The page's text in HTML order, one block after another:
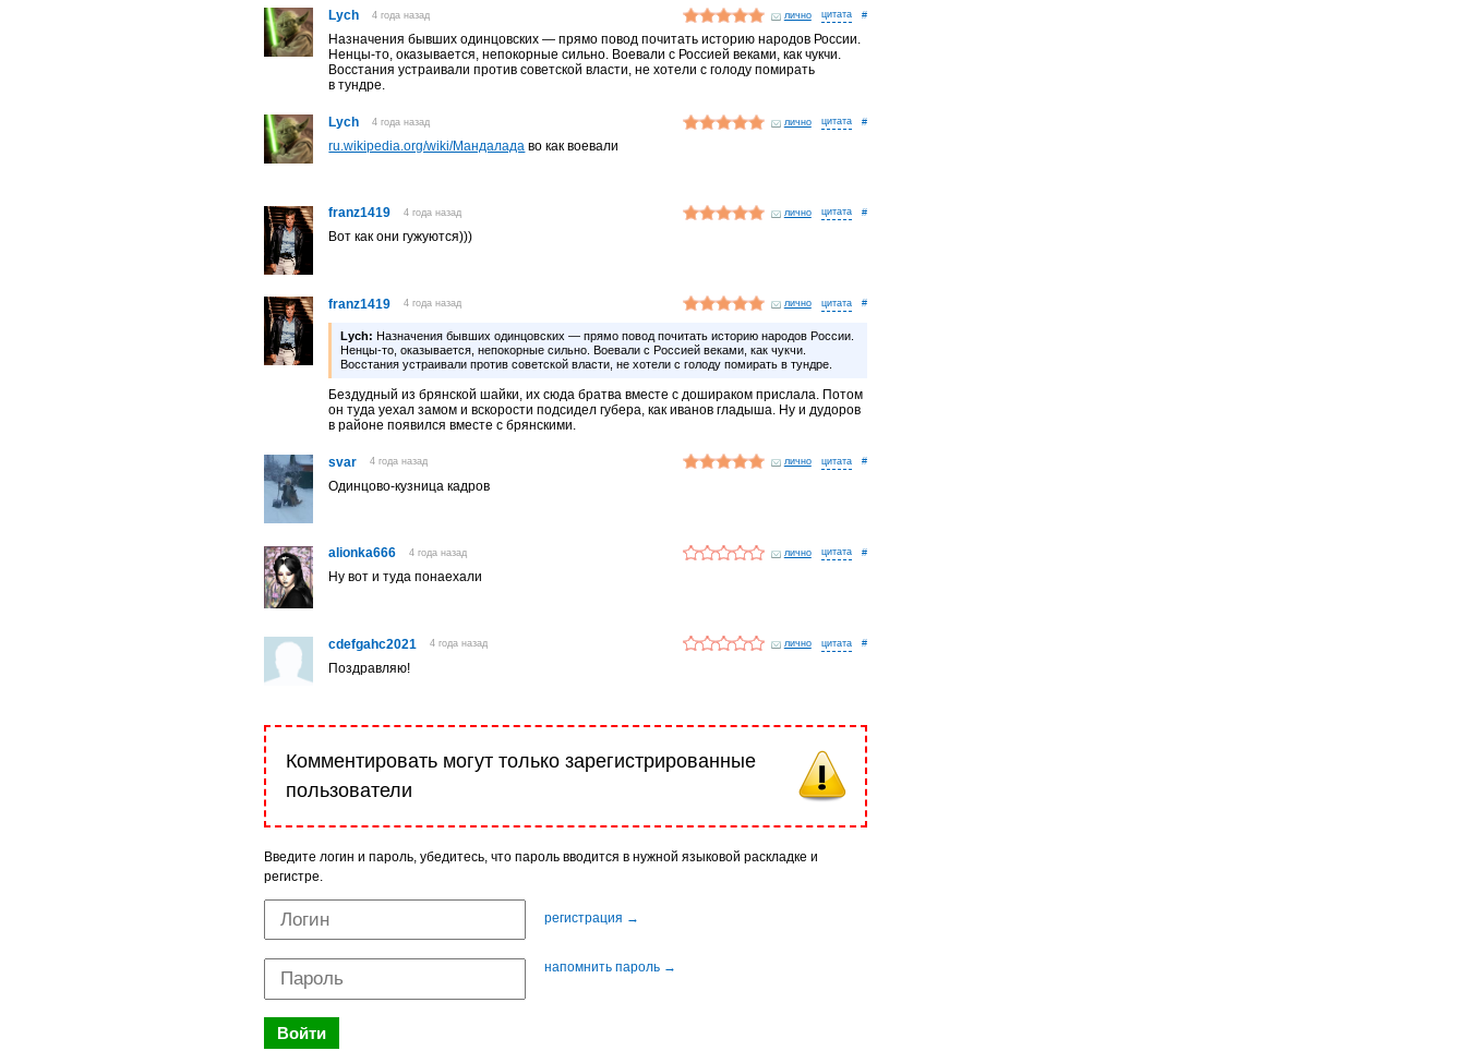
Lych 4 года назад лично #
Назначения бывших одинцовских — прямо повод почитать историю народов России.
Ненцы-то, оказывается, непокорные сильно. Воевали с Россией веками, как чукчи.
Восстания устраивали против советской власти, не хотели с голоду помирать
в тундре.
Lych 4 года назад лично #
ru.wikipedia.org/wiki/Мандалада во как воевали
franz1419 4 года назад лично #
Вот как они гужуются)))
franz1419 4 года назад лично #
Lych: Назначения бывших одинцовских — прямо повод почитать историю народов России.
Ненцы-то, оказывается, непокорные сильно. Воевали с Россией веками, как чукчи.
Восстания устраивали против советской власти, не хотели с голоду помирать в тундре.
Бездудный из брянской шайки, их сюда братва вместе с дошираком прислала. Потом
он туда уехал замом и вскорости подсидел губера, как иванов гладыша. Ну и дудоров
в районе появился вместе с брянскими.
svar 4 года назад лично #
Одинцово-кузница кадров
alionka666 4 года назад лично #
Ну вот и туда понаехали
cdefgahc2021 4 года назад лично #
Поздравляю!
Комментировать могут только зарегистрированные
пользователи
Введите логин и пароль, убедитесь, что пароль вводится в нужной языковой раскладке и
регистре.
регистрация →
напомнить пароль →